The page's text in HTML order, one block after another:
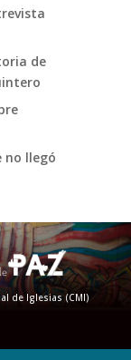
de
no llegó
de Iglesias (CMI)